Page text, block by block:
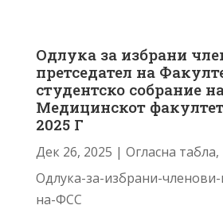
Одлука за избрани
претседател на
студентско собрание
Медицинскот
2025 Г
Дек 26, 2025 | Огласна табла,
Одлука-за-избрани-
на-ФСС